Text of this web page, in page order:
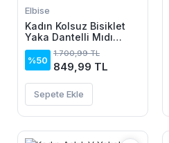
Elbise
Kadın Kolsuz Bisiklet
Yaka Dantelli Mıdı
Janjan Krep Elbise
%50
1.700,99 TL
849,99 TL
Sepete Ekle